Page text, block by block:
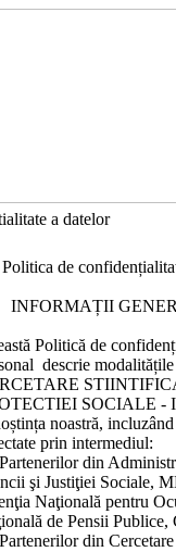
a datelor
Politica de
Politică de
descrie
SOCIALE -
noastră,
prin intermediul:
din
şi Justiţiei Sociale,
Naţională pentru
de Pensii
din